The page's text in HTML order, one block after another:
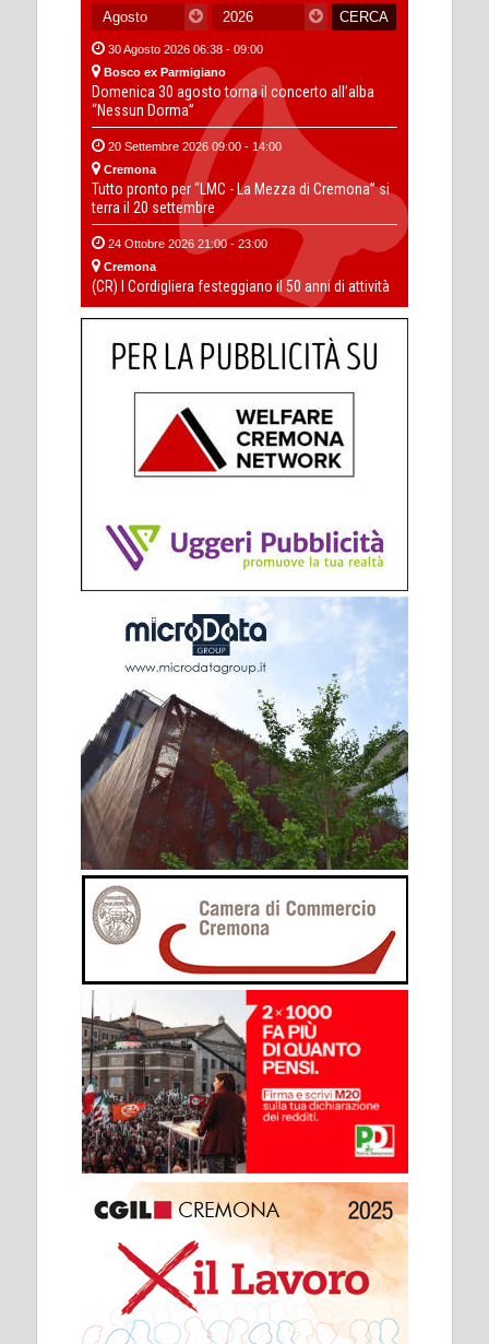
30 Agosto 2026 06:38 - 09:00
Bosco ex Parmigiano
Domenica 30 agosto torna il concerto all’alba
“Nessun Dorma”
20 Settembre 2026 09:00 - 14:00
Cremona
Tutto pronto per “LMC - La Mezza di Cremona” si
terra il 20 settembre
24 Ottobre 2026 21:00 - 23:00
Cremona
(CR) I Cordigliera festeggiano il 50 anni di attività